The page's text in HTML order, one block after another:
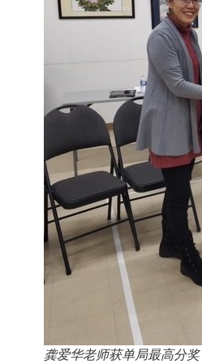
龚爱华老师获单局最高分奖